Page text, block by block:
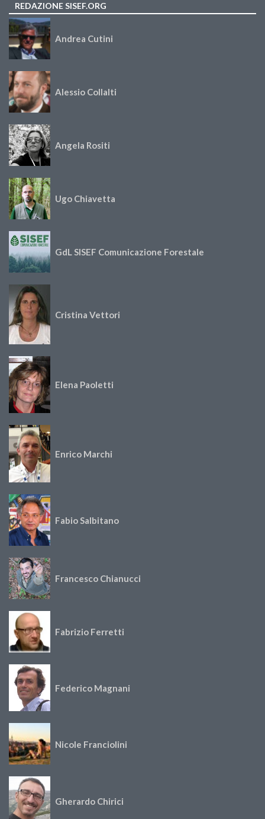
REDAZIONE SISEF.ORG
Andrea Cutini
Alessio Collalti
Angela Rositi
Ugo Chiavetta
GdL SISEF Comunicazione Forestale
Cristina Vettori
Elena Paoletti
Enrico Marchi
Fabio Salbitano
Francesco Chianucci
Fabrizio Ferretti
Federico Magnani
Nicole Franciolini
Gherardo Chirici